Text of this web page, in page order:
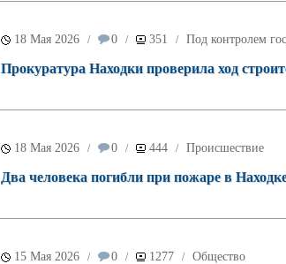
18 Мая 2026 / 0 / 351 / Под контролем
Прокуратура Находки проверила ход
18 Мая 2026 / 0 / 444 / Происшествие
Два человека погибли при пожаре в
15 Мая 2026 / 0 / 1277 / Общество